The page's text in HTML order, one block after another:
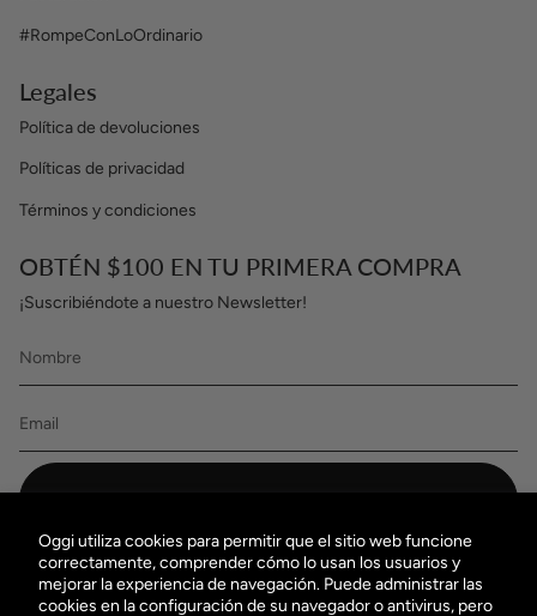
Oggi utiliza cookies para permitir que el sitio web funcione
correctamente, comprender cómo lo usan los usuarios y
mejorar la experiencia de navegación. Puede administrar las
cookies en la configuración de su navegador o antivirus, pero
#RompeConLoOrdinario
Legales
Política de devoluciones
Políticas de privacidad
Términos y condiciones
OBTÉN $100 EN TU PRIMERA COMPRA
¡Suscribiéndote a nuestro Newsletter!
Visítanos